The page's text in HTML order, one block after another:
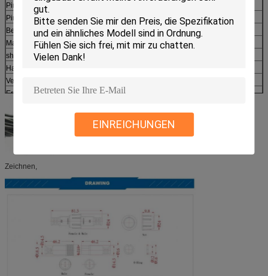
EINREICHUNGEN
Pin 5
Pin 6
6X0.3, 6X0.5
Bescheinigung
CCC, UL, Vde, CER, RoHS
Material
shell&insulated Teile
PVC, Gummi
Haupteigenschaften
Versiegelt gegen Staub und Flüssigkeit (IP68)
Erschütterungswiderstand, Schlagzähigkeit, Widerstand ausdehnend
LED-Licht im Freien, Straßenlaterne, Landschaft, Stromversorgung
Zeichnen,